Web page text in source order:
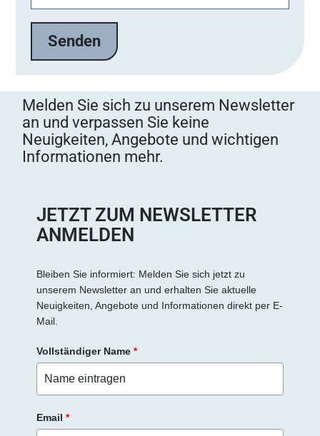
Melden Sie sich zu unserem Newsletter
an und verpassen Sie keine
Neuigkeiten, Angebote und wichtigen
Informationen mehr.
JETZT ZUM NEWSLETTER
ANMELDEN
Bleiben Sie informiert: Melden Sie sich jetzt zu
unserem Newsletter an und erhalten Sie aktuelle
Neuigkeiten, Angebote und Informationen direkt per E-
Mail.
Vollständiger Name *
Email *